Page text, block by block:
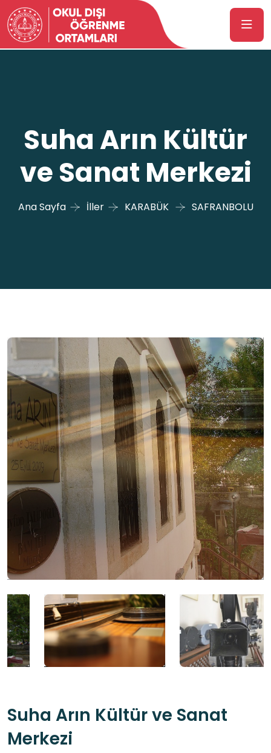
Suha Arın Kültür
ve Sanat Merkezi
Ana Sayfa İller KARABÜK SAFRANBOLU
Suha Arın Kültür ve Sanat
Merkezi